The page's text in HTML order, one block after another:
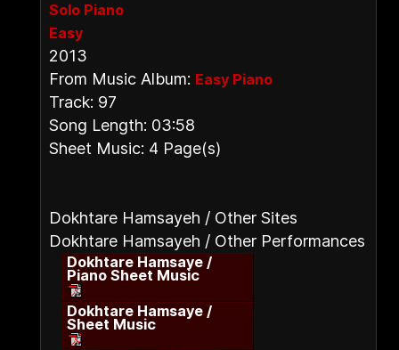
Solo Piano
Easy
2013
From Music Album: Easy Piano
Track: 97
Song Length: 03:58
Sheet Music: 4 Page(s)
Dokhtare Hamsayeh / Other Sites
Dokhtare Hamsayeh / Other Performances
Dokhtare Hamsaye /
Piano Sheet Music
Dokhtare Hamsaye /
Sheet Music